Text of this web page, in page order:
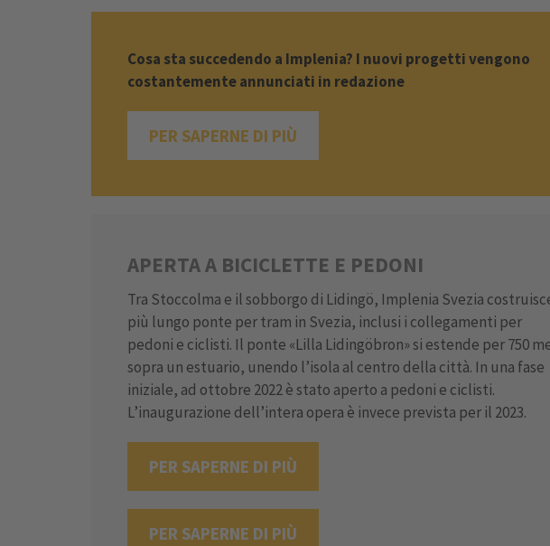
Cosa sta succedendo a Implenia? I nuovi progetti vengono
costantemente annunciati in redazione
PER SAPERNE DI PIÙ
APERTA A BICICLETTE E PEDONI
Tra Stoccolma e il sobborgo di Lidingö, Implenia Svezia
più lungo ponte per tram in Svezia, inclusi i collegamenti per
pedoni e ciclisti. Il ponte «Lilla Lidingöbron» si estende per 750
sopra un estuario, unendo l’isola al centro della città. In una fase
iniziale, ad ottobre 2022 è stato aperto a pedoni e ciclisti.
L’inaugurazione dell’intera opera è invece prevista per il 2023.
PER SAPERNE DI PIÙ
PER SAPERNE DI PIÙ